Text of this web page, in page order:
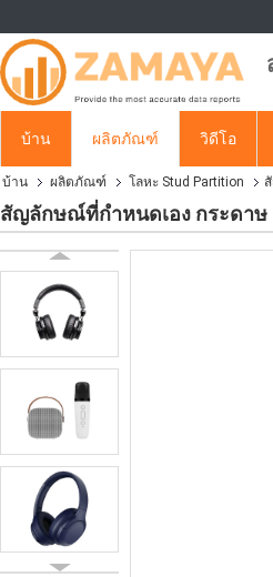
บ้าน ผลิตภัณฑ์ วิดีโอ
บ้าน ผลิตภัณฑ์ โลหะ Stud Partition
สัญลักษณ์ที่กําหนดเอง กระดาษ